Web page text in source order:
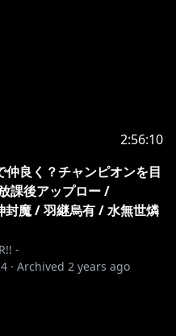
2:56:10
仲良く？チャンピオンを目
課後アップロー /
魔 / 羽継烏有 / 水無世燐
-
· Archived 2 years ago